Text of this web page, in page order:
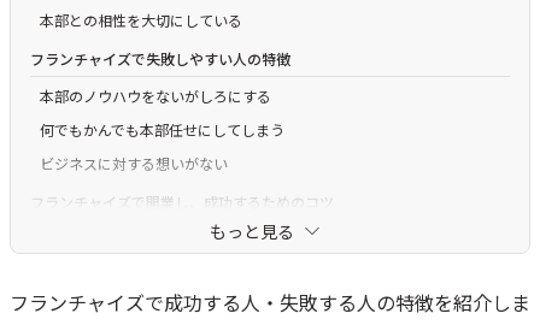
本部との相性を大切にしている
フランチャイズで失敗しやすい人の特徴
本部のノウハウをないがしろにする
何でもかんでも本部任せにしてしまう
ビジネスに対する想いがない
フランチャイズで開業し、成功するためのコツ
地域や社会のニーズを捉えて加盟チェーンを選ぶ
説明会や個別相談会に積極的に参加する
もっと見る
フランチャイズで成功する人・失敗する人の特徴を紹介しま